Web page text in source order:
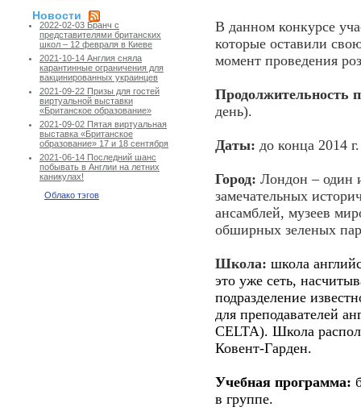
Новости
2022-02-03 Бранч с
представителями британских
школ – 12 февраля в Киеве
2021-10-14 Англия сняла
карантинные ограничения для
вакцинированных украинцев
2021-09-22 Призы для гостей
виртуальной выставки
«Британское образование»
2021-09-02 Пятая виртуальная
выставка «Британское
образование» 17 и 18 сентября
2021-06-14 Последний шанс
побывать в Англии на летних
каникулах!
Облако тэгов
В данном конкурсе
которые оставили
момент проведения
Продолжительность
день).
Даты: до конца 2014 г.
Город: Лондон – один
замечательных
ансамблей, музеев
обширных зеленых
Школа: школа
это уже сеть,
подразделение
для преподавателей
CELTA). Школа
Ковент-Гарден.
Учебная программа:
в группе.